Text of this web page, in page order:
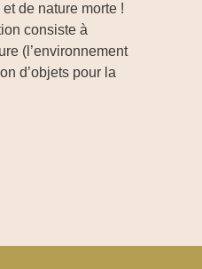
de nature morte !
consiste à
(l’environnement
d’objets pour la